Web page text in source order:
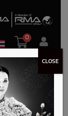
0
CLOSE